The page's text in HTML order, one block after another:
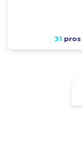
31 pros